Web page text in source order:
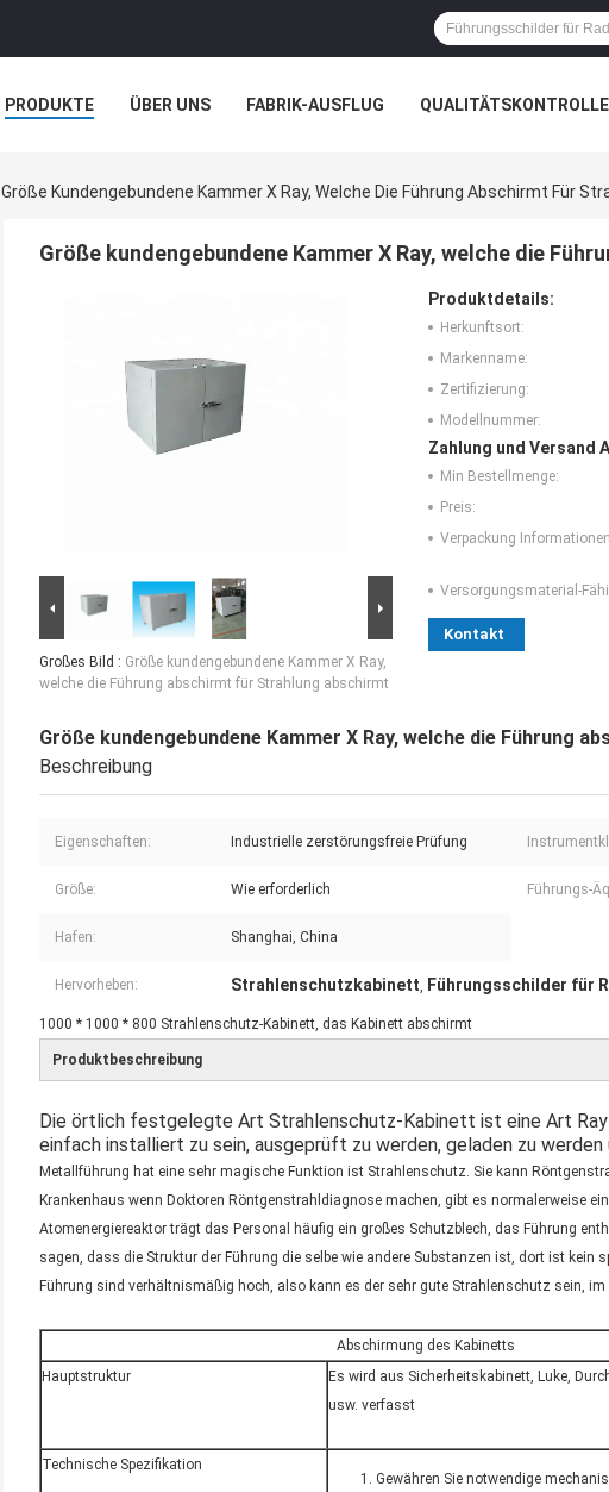
PRODUKTE ÜBER UNS FABRIK-AUSFLUG QUALITÄTSKONTROLLE
Größe Kundengebundene Kammer X Ray, Welche Die Führung Abschirmt Für
Größe kundengebundene Kammer X Ray, welche die
Großes Bild : Größe kundengebundene Kammer X Ray,
welche die Führung abschirmt für Strahlung abschirmt
Produktdetails:
Herkunftsort:
Markenname:
Zertifizierung:
Modellnummer:
Zahlung und Versand
Min Bestellmenge:
Preis:
Verpackung
Versorgungsmaterial-
Kontakt
Größe kundengebundene Kammer X Ray, welche die Führung
Beschreibung
Eigenschaften: Industrielle zerstörungsfreie Prüfung
Größe: Wie erforderlich Führungs-
Hafen: Shanghai, China
Hervorheben: Strahlenschutzkabinett, Führungsschilder für
1000 * 1000 * 800 Strahlenschutz-Kabinett, das Kabinett abschirmt
Produktbeschreibung
Die örtlich festgelegte Art Strahlenschutz-Kabinett ist eine Art
einfach installiert zu sein, ausgeprüft zu werden, geladen zu werden
Metallführung hat eine sehr magische Funktion ist Strahlenschutz. Sie kann
Krankenhaus wenn Doktoren Röntgenstrahldiagnose machen, gibt es normalerweise
Atomenergiereaktor trägt das Personal häufig ein großes Schutzblech, das Führung
sagen, dass die Struktur der Führung die selbe wie andere Substanzen ist, dort ist kein
Führung sind verhältnismäßig hoch, also kann es der sehr gute Strahlenschutz sein, im
Abschirmung des Kabinetts
Hauptstruktur
Es wird aus Sicherheitskabinett, Luke,
usw. verfasst
Technische Spezifikation
Gewähren Sie notwendige